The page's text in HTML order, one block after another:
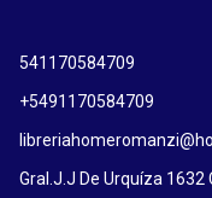
541170584709
+5491170584709
Gral.J.J De Urquíza 1632